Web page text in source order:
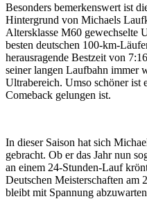
Besonders bemerkenswert ist
Hintergrund von Michaels
Altersklasse M60 gewechselte
besten deutschen 100-km-
herausragende Bestzeit von
seiner langen Laufbahn immer
Ultrabereich. Umso schöner ist
Comeback gelungen ist.
In dieser Saison hat sich
gebracht. Ob er das Jahr nun
an einem 24-Stunden-Lauf
Deutschen Meisterschaften am
bleibt mit Spannung